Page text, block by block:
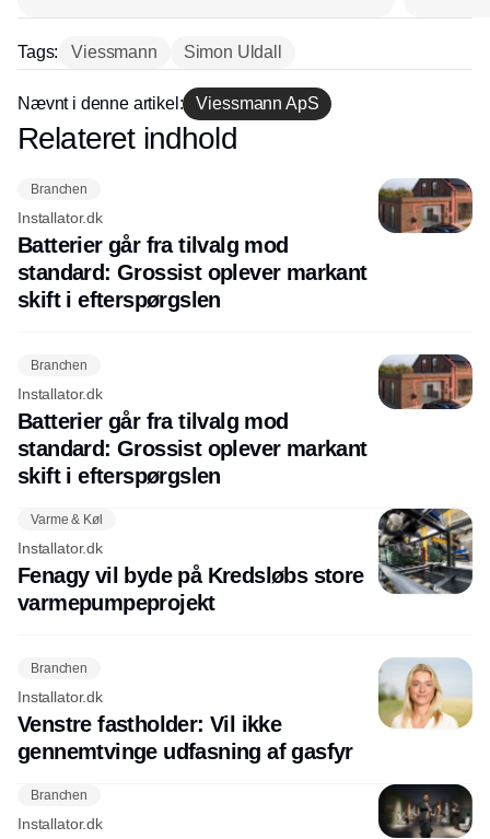
afsæt i RL Ventilation
Tags: Viessmann Simon Uldall
Nævnt i denne artikel: Viessmann ApS
Annonce
Relateret indhold
Branchen
Installator.dk
Batterier går fra tilvalg mod
standard: Grossist oplever markant
skift i efterspørgslen
Branchen
Installator.dk
Batterier går fra tilvalg mod
standard: Grossist oplever markant
skift i efterspørgslen
Varme & Køl
Installator.dk
Fenagy vil byde på Kredsløbs store
varmepumpeprojekt
Branchen
Installator.dk
Venstre fastholder: Vil ikke
gennemtvinge udfasning af gasfyr
Branchen
Installator.dk